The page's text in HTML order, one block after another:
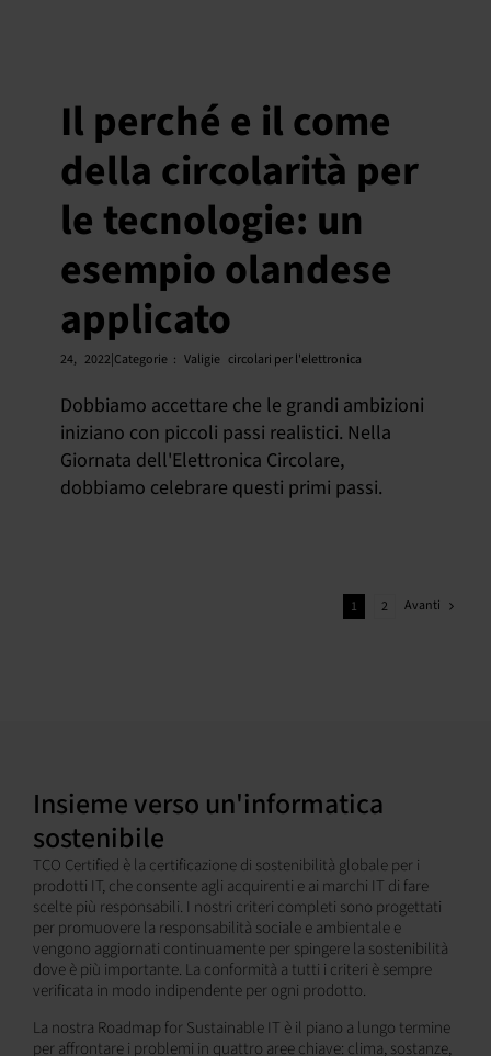
Il perché e il come
della circolarità per
le tecnologie: un
esempio olandese
applicato
24, 2022|Categorie : Valigie circolari per l'elettronica
Dobbiamo accettare che le grandi ambizioni
iniziano con piccoli passi realistici. Nella
Giornata dell'Elettronica Circolare,
dobbiamo celebrare questi primi passi.
1 2 Avanti
Insieme verso un'informatica
sostenibile
TCO Certified è la certificazione di sostenibilità globale per i
prodotti IT, che consente agli acquirenti e ai marchi IT di fare
scelte più responsabili. I nostri criteri completi sono progettati
per promuovere la responsabilità sociale e ambientale e
vengono aggiornati continuamente per spingere la sostenibilità
dove è più importante. La conformità a tutti i criteri è sempre
verificata in modo indipendente per ogni prodotto.
La nostra Roadmap for Sustainable IT è il piano a lungo termine
per affrontare i problemi in quattro aree chiave: clima, sostanze,